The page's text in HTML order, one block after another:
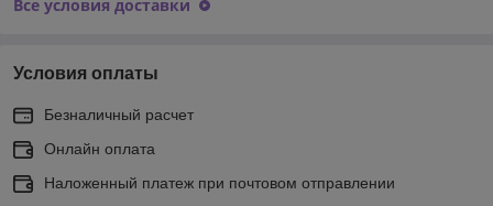
Все условия доставки
Условия оплаты
Безналичный расчет
Онлайн оплата
Наложенный платеж при почтовом отправлении